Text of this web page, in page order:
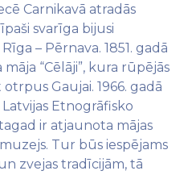
Carnikavā atradās
svarīga bijusi
– Pērnava. 1851. gadā
“Cēlāji”, kura rūpējās
Gaujai. 1966. gadā
Etnogrāfisko
ir atjaunota mājas
Tur būs iespējams
zvejas tradīcijām, tā